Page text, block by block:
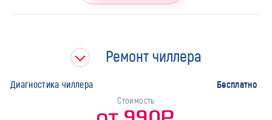
Ремонт чиллера
Диагностика чиллера Бесплатно
Стоимость